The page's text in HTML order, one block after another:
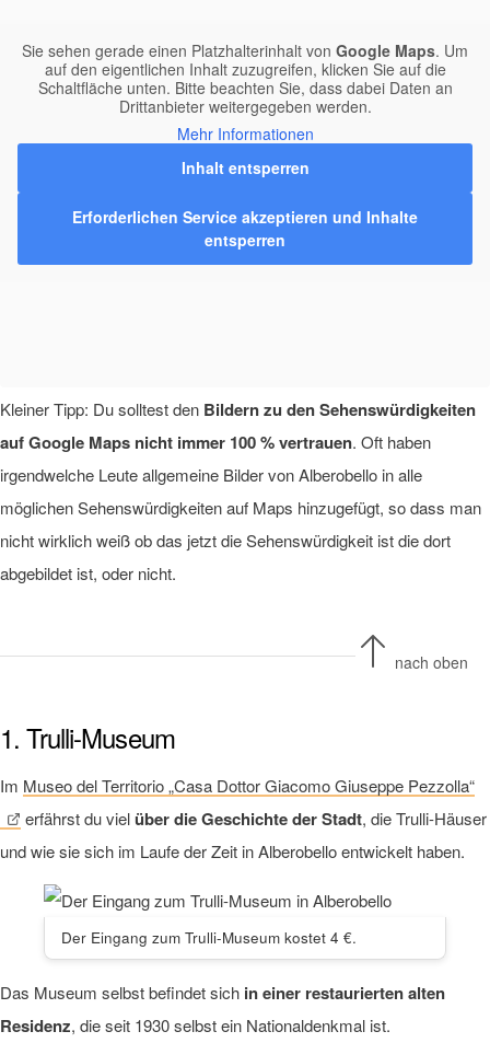
Sie sehen gerade einen Platzhalterinhalt von Google Maps. Um
auf den eigentlichen Inhalt zuzugreifen, klicken Sie auf die
Schaltfläche unten. Bitte beachten Sie, dass dabei Daten an
Drittanbieter weitergegeben werden.
Mehr Informationen
Inhalt entsperren
Erforderlichen Service akzeptieren und Inhalte
entsperren
Kleiner Tipp: Du solltest den Bildern zu den Sehenswürdigkeiten
auf Google Maps nicht immer 100 % vertrauen. Oft haben
irgendwelche Leute allgemeine Bilder von Alberobello in alle
möglichen Sehenswürdigkeiten auf Maps hinzugefügt, so dass man
nicht wirklich weiß ob das jetzt die Sehenswürdigkeit ist die dort
abgebildet ist, oder nicht.
nach oben
1. Trulli-Museum
Im Museo del Territorio „Casa Dottor Giacomo Giuseppe Pezzolla“
erfährst du vielüber die Geschichte der Stadt, die Trulli-Häuser
und wie sie sich im Laufe der Zeit in Alberobello entwickelt haben.
Der Eingang zum Trulli-Museum kostet 4 €.
Das Museum selbst befindet sich in einer restaurierten alten
Residenz, die seit 1930 selbst ein Nationaldenkmal ist.